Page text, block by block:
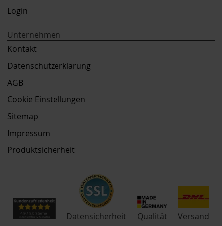
Login
Unternehmen
Kontakt
Datenschutzerklärung
AGB
Cookie Einstellungen
Sitemap
Impressum
Produktsicherheit
Datensicherheit Qualität Versand